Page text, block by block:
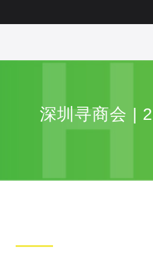
深圳寻商会 |